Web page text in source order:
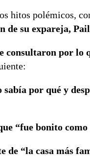
hitos polémicos,
de su expareja,
por lo
por qué y
“fue bonito
de “la casa más